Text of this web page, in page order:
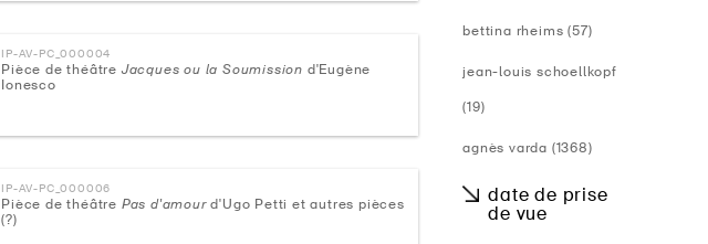
IP-AV-PC_000004
Pièce de théâtre Jacques ou la Soumission d'Eugène
Ionesco
IP-AV-PC_000006
Pièce de théâtre Pas d'amourd'Ugo Petti et autres pièces
(?)
bettina rheims (57)
jean-louis schoellkopf
(19)
agnès varda (1368)
date de prise
de vue